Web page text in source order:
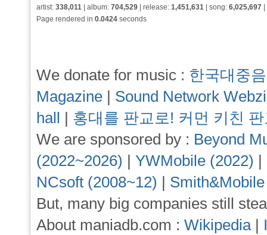
artist: 338,011 | album: 704,529 | release: 1,451,631 | song: 6,025,697
Page rendered in 0.0424 seconds
We donate for music : 한국대중
Magazine | Sound Network
hall | 홍대를 판교로! 커먼 키친
We are sponsored by : Beyond
(2022~2026) | YWMobile (2022) |
NCsoft (2008~12) |
But, many big companies still
About maniadb.com : Wikipedia|